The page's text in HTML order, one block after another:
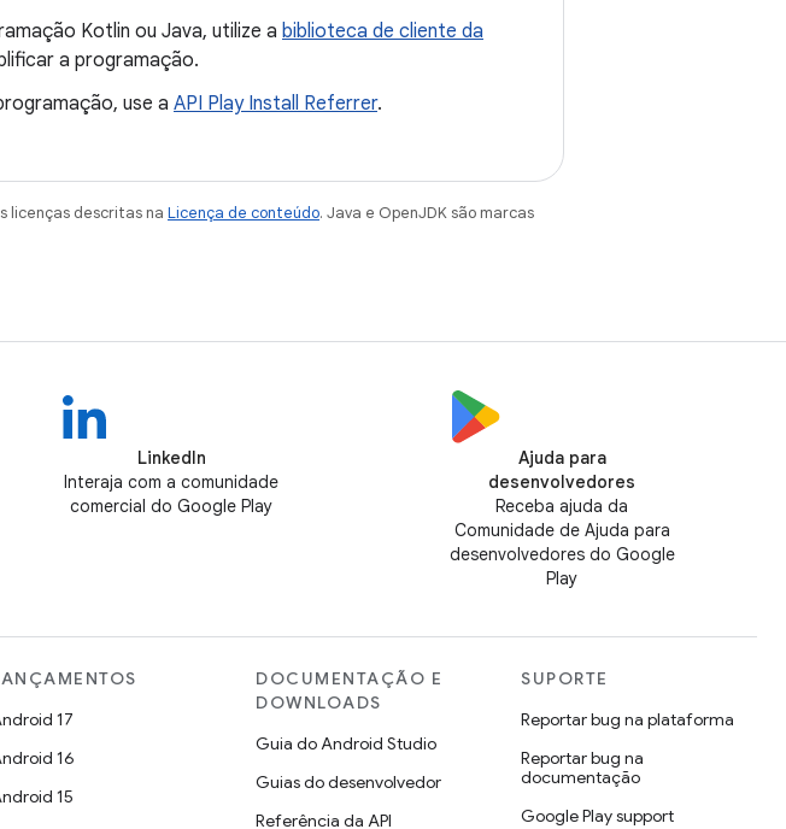
Kotlin ou Java, utilize a biblioteca de cliente da
a programação.
use a API Play Install Referrer.
licenças descritas na Licença de conteúdo. Java e OpenJDK são marcas
LinkedIn
Interaja com a comunidade
comercial do Google Play
Ajuda para
desenvolvedores
Receba ajuda da
Comunidade de Ajuda para
desenvolvedores do Google
Play
17
16
15
DOCUMENTAÇÃO E
DOWNLOADS
Guia do Android Studio
Guias do desenvolvedor
Referência da API
SUPORTE
Reportar bug na plataforma
Reportar bug na
documentação
Google Play support